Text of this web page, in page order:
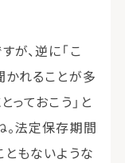
が、逆に「こ
かれることが多
っておこう」と
。法定保存期間
ともないような